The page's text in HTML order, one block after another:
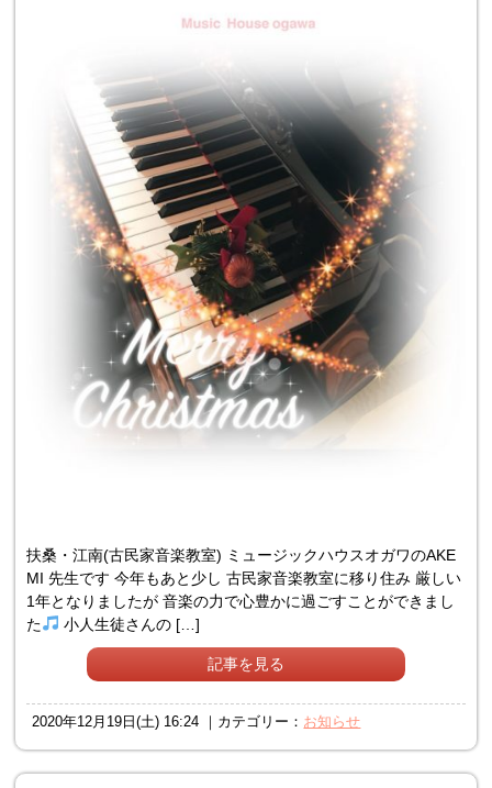
扶桑・江南(古民家音楽教室) ミュージックハウスオガワのAKE
MI 先生です 今年もあと少し 古民家音楽教室に移り住み 厳しい
1年となりましたが 音楽の力で心豊かに過ごすことができまし
た
小人生徒さんの […]
記事を見る
2020年12月19日(土) 16:24 ｜カテゴリー： お知らせ